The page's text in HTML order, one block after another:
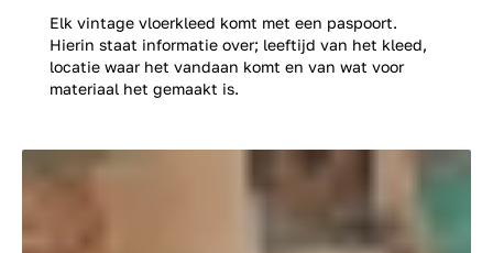
Elk vintage vloerkleed komt met een paspoort.
Hierin staat informatie over; leeftijd van het kleed,
locatie waar het vandaan komt en van wat voor
materiaal het gemaakt is.